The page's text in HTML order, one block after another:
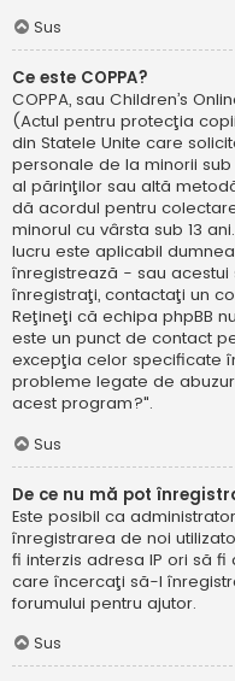
Sus
Ce este COPPA?
COPPA, sau Children’s
(Actul pentru protecţia
din Statele Unite care
personale de la minorii
al părinţilor sau altă
dă acordul pentru
minorul cu vârsta sub 13
lucru este aplicabil
înregistrează - sau
înregistraţi, contactaţi un
Reţineţi că echipa phpBB
este un punct de contact
excepţia celor specificate
probleme legate de
acest program?".
Sus
De ce nu mă pot
Este posibil ca
înregistrarea de noi
fi interzis adresa IP ori să
care încercaţi să-l
forumului pentru ajutor.
Sus